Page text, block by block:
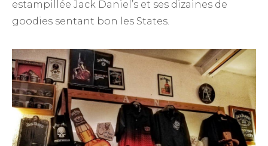
estampillée Jack Daniel’s et ses dizaines de
goodies sentant bon les States.